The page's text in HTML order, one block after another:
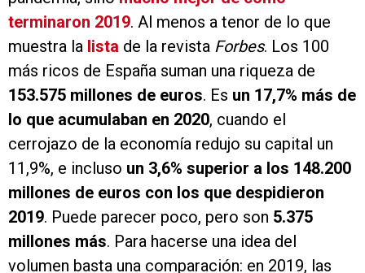
terminaron 2019. Al menos a tenor de lo que
muestra la lista de la revista Forbes. Los 100
más ricos de España suman una riqueza de
153.575 millones de euros. Es un 17,7% más de
lo que acumulaban en 2020, cuando el
cerrojazo de la economía redujo su capital un
11,9%, e incluso un 3,6% superior a los 148.200
millones de euros con los que despidieron
2019. Puede parecer poco, pero son 5.375
millones más. Para hacerse una idea del
volumen basta una comparación: en 2019, las